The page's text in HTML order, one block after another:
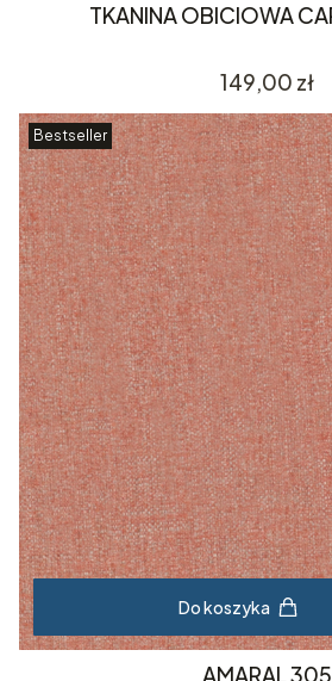
Cena
149,00 zł
Bestseller
Do koszyka
AMARAL 305